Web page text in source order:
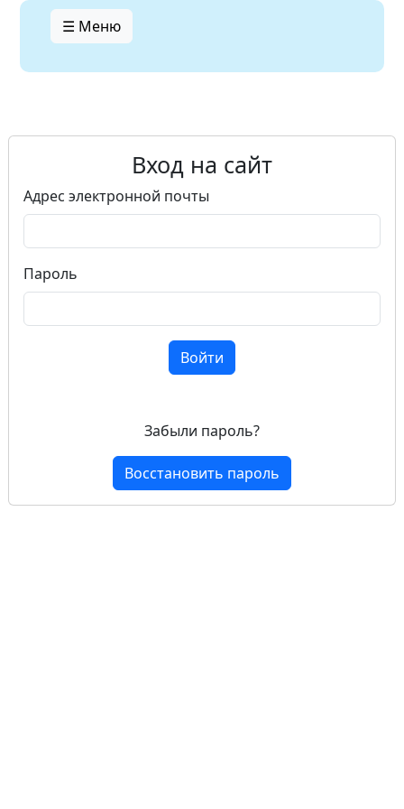
☰ Меню
Вход на сайт
Адрес электронной почты
Пароль
Войти
Забыли пароль?
Восстановить пароль